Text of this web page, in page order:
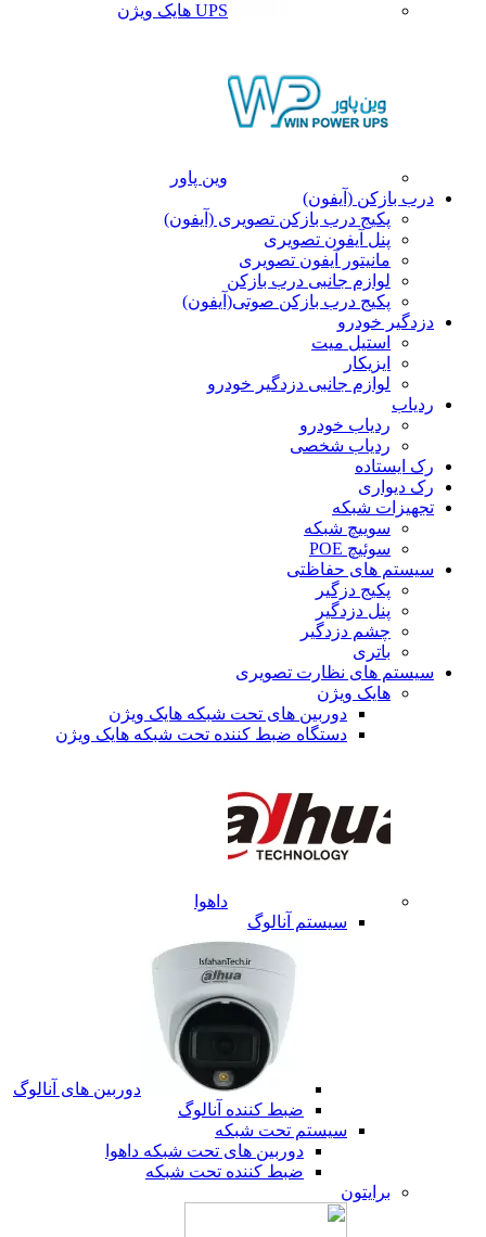
UPS هایک ویژن
وین پاور
درب بازکن (آیفون)
پکیج درب بازکن تصویری (آیفون)
پنل آیفون تصویری
مانیتور آیفون تصویری
لوازم جانبی درب بازکن
پکیج درب بازکن صوتی(آیفون)
دزدگیر خودرو
استیل میت
ایزیکار
لوازم جانبی دزدگیر خودرو
ردیاب
ردیاب خودرو
ردیاب شخصی
رک ایستاده
رک دیواری
تجهیزات شبکه
سوییچ شبکه
سوئیچ POE
سیستم های حفاظتی
پکیج دزگیر
پنل دزدگیر
چشم دزدگیر
باتری
سیستم های نظارت تصویری
هایک ویژن
دوربین های تحت شبکه هایک ویژن
دستگاه ضبط کننده تحت شبکه هایک ویژن
داهوا
سیستم آنالوگ
دوربین های آنالوگ
ضبط کننده آنالوگ
سیستم تحت شبکه
دوربین های تحت شبکه داهوا
ضبط کننده تحت شبکه
برایتون